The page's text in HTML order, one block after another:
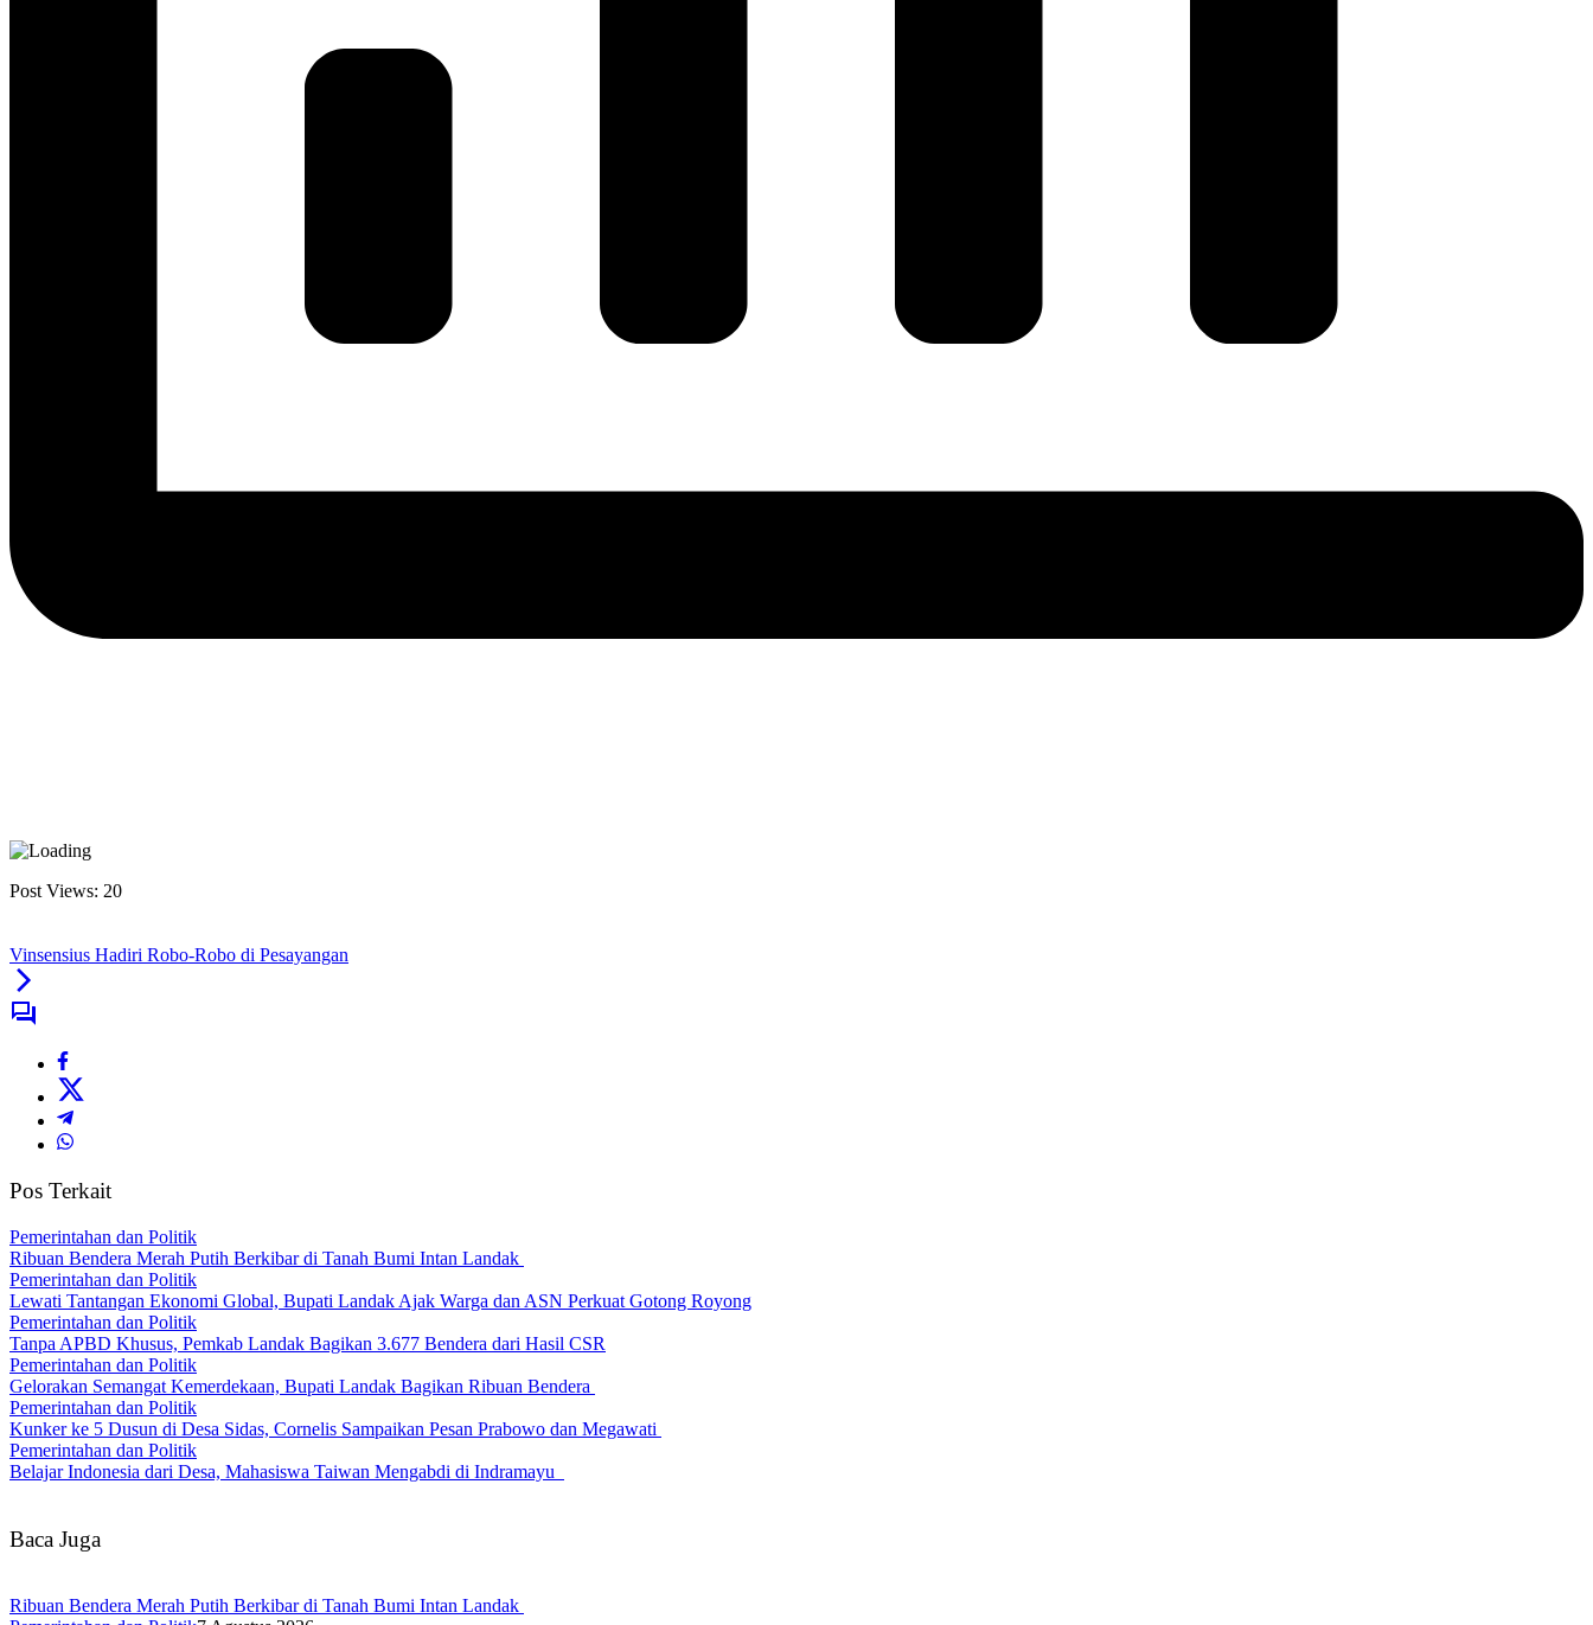
Post Views: 20
Vinsensius Hadiri Robo-Robo di Pesayangan
Pos Terkait
Pemerintahan dan Politik
Ribuan Bendera Merah Putih Berkibar di Tanah Bumi Intan Landak
Pemerintahan dan Politik
Lewati Tantangan Ekonomi Global, Bupati Landak Ajak Warga dan ASN Perkuat Gotong Royong
Pemerintahan dan Politik
Tanpa APBD Khusus, Pemkab Landak Bagikan 3.677 Bendera dari Hasil CSR
Pemerintahan dan Politik
Gelorakan Semangat Kemerdekaan, Bupati Landak Bagikan Ribuan Bendera
Pemerintahan dan Politik
Kunker ke 5 Dusun di Desa Sidas, Cornelis Sampaikan Pesan Prabowo dan Megawati
Pemerintahan dan Politik
Belajar Indonesia dari Desa, Mahasiswa Taiwan Mengabdi di Indramayu
Baca Juga
Ribuan Bendera Merah Putih Berkibar di Tanah Bumi Intan Landak